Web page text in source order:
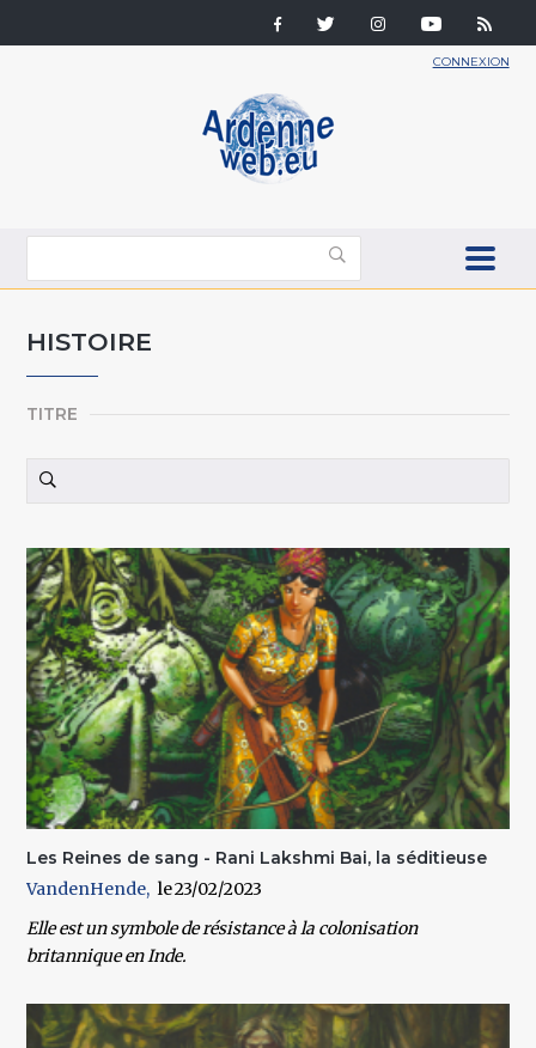
CONNEXION
HISTOIRE
TITRE
Les Reines de sang - Rani Lakshmi Bai, la séditieuse
VandenHende
23/02/2023
Elle est un symbole de résistance à la colonisation
britannique en Inde.